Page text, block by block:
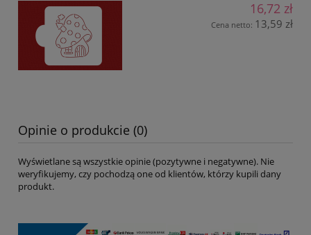
16,72 zł
Cena netto: 13,59 zł
Opinie o produkcie (0)
Wyświetlane są wszystkie opinie (pozytywne i negatywne). Nie
weryfikujemy, czy pochodzą one od klientów, którzy kupili dany
produkt.